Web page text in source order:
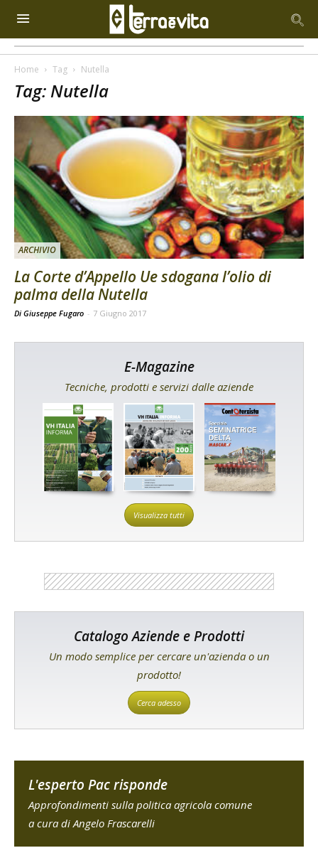
Home Tag Nutella
Tag: Nutella
ARCHIVIO
La Corte d’Appello Ue sdogana l’olio di
palma della Nutella
Di Giuseppe Fugaro - 7 Giugno 2017
E-Magazine
Tecniche, prodotti e servizi dalle aziende
Visualizza tutti
Catalogo Aziende e Prodotti
Un modo semplice per cercare un'azienda o un
prodotto!
Cerca adesso
L'esperto Pac risponde
Approfondimenti sulla politica agricola comune
a cura di Angelo Frascarelli